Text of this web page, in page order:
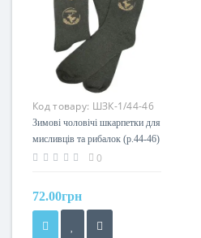
Код товару: ШЗК-1/44-46
Зимові чоловічі шкарпетки для
мисливців та рибалок (р.44-46)
Acropolis
0
72.00грн